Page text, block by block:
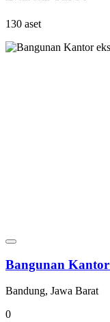
130 aset
Bangunan
Bandung, Jawa Barat
0